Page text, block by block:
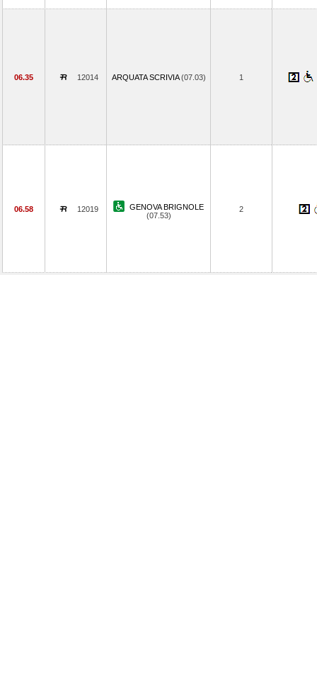
06.35 12014 ARQUATA SCRIVIA(07.03) 1
06.58 12019
GENOVA BRIGNOLE
(07.53)
2